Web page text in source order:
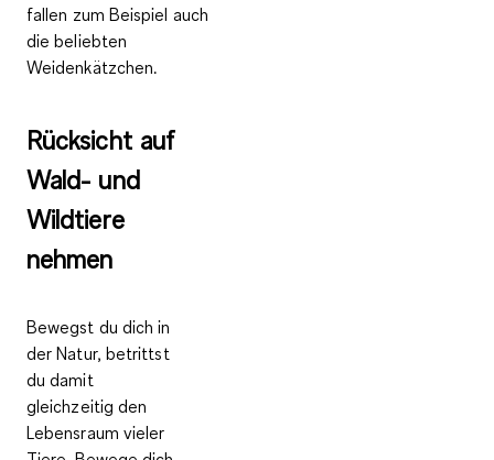
fallen zum Beispiel auch
die beliebten
Weidenkätzchen.
Rück­sicht auf
Wald- und
Wild­tie­re
neh­men
Bewegst du dich in
der Natur, betrittst
du damit
gleichzeitig den
Lebensraum vieler